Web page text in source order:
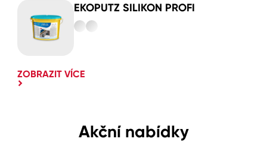
EKOPUTZ SILIKON PROFI
ZOBRAZIT VÍCE
Akční nabídky